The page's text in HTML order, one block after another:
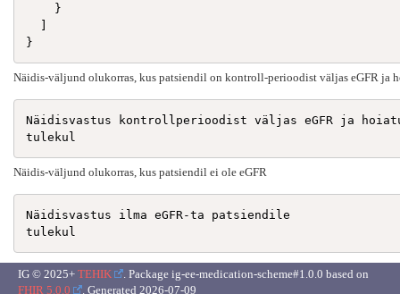
    }
  ]
Näidis-väljund olukorras, kus patsiendil on kontroll-perioodist väljas eGFR ja
Näidisvastus kontrollperioodist väljas eGFR ja
Näidis-väljund olukorras, kus patsiendil ei ole eGFR
Näidisvastus ilma eGFR-ta patsiendile
IG © 2025+ TEHIK
. Package ig-ee-medication-scheme#1.0.0 based on
FHIR 5.0.0
. Generated 2026-07-09